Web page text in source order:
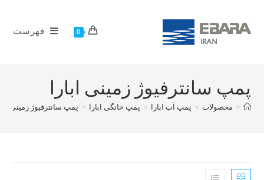
0 فهرست
پمپ سانترفیوژ زمینی ابارا
> محصولات > پمپ آب ابارا > پمپ خانگی ابارا > پمپ سانترفیوژ زمینی